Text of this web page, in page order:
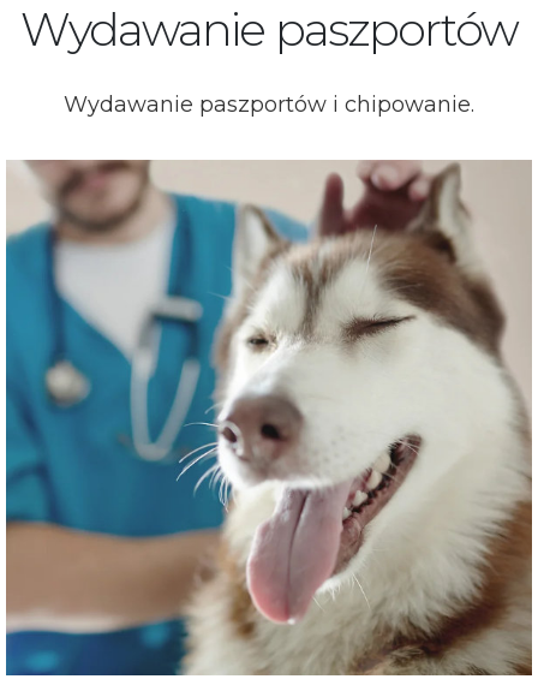
Wydawanie paszportów
Wydawanie paszportów i chipowanie.